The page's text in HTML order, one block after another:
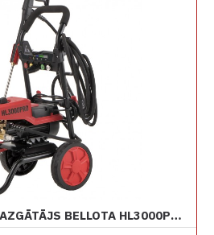
AUGSTSPIEDIENA MAZGĀTĀJS BELLOTA HL3000PROE 160 BAR